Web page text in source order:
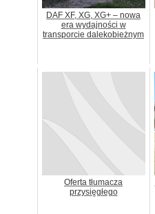
DAF XF, XG, XG+ – nowa
era wydajności w
transporcie dalekobieżnym
Oferta tłumacza
przysięgłego